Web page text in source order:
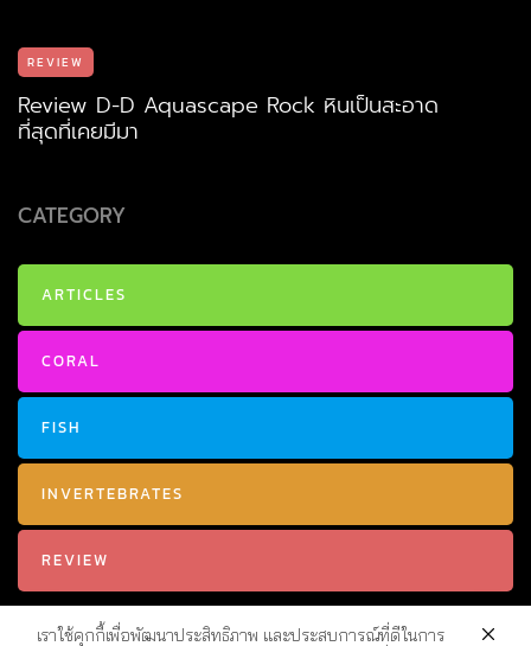
REVIEW
Review D-D Aquascape Rock หินเป็นสะอาด
ที่สุดที่เคยมีมา
CATEGORY
ARTICLES
CORAL
FISH
INVERTEBRATES
REVIEW
เราใช้คุกกี้เพื่อพัฒนาประสิทธิภาพ และประสบการณ์ที่ดีในการ